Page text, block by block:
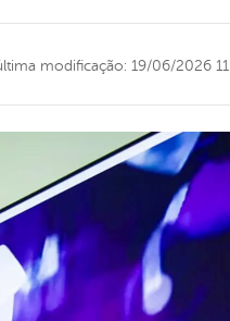
modificação: 19/06/2026